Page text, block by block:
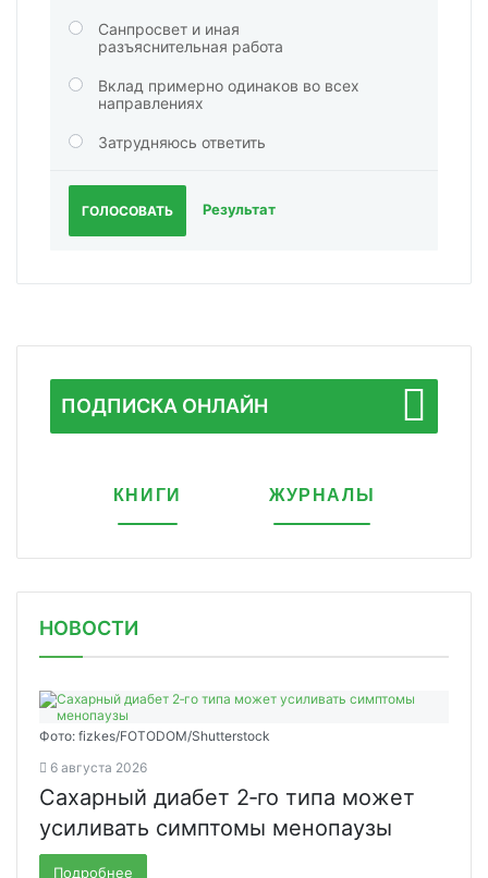
Санпросвет и иная
разъяснительная работа
Вклад примерно одинаков во всех
направлениях
Затрудняюсь ответить
ГОЛОСОВАТЬ Результат
ПОДПИСКА ОНЛАЙН
КНИГИ ЖУРНАЛЫ
НОВОСТИ
Фото: fizkes/FOTODOM/Shutterstock
6 августа 2026
Сахарный диабет 2‑го типа может
усиливать симптомы менопаузы
Подробнее